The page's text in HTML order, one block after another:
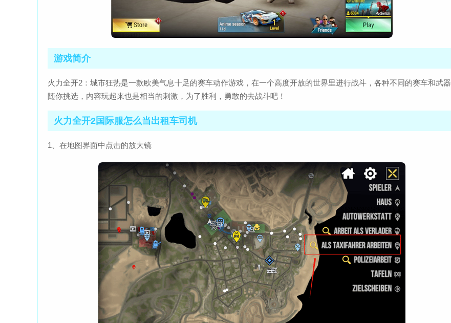
游戏简介
火力全开2：城市狂热是一款欧美气息十足的赛车动作游戏，在一个高度开放的世界里进行战斗，各种不同的赛车和武器
随你挑选，内容玩起来也是相当的刺激，为了胜利，勇敢的去战斗吧！
火力全开2国际服怎么当出租车司机
1、在地图界面中点击的放大镜